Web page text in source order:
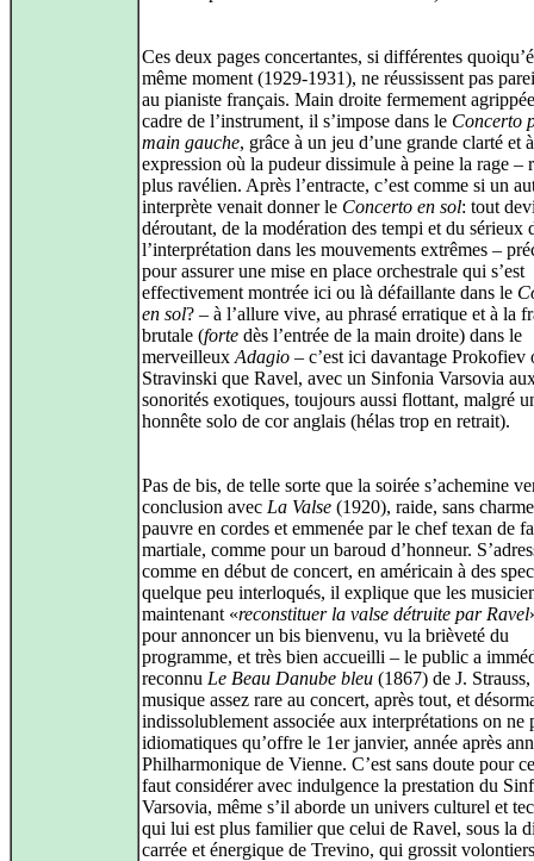
Ces deux pages concertantes, si différentes
même moment (1929-1931), ne réussissent pas
au pianiste français. Main droite fermement
cadre de l’instrument, il s’impose dans le Concerto
main gauche, grâce à un jeu d’une grande clarté et
expression où la pudeur dissimule à peine la rage –
plus ravélien. Après l’entracte, c’est comme si un
interprète venait donner le Concerto en sol: tout
déroutant, de la modération des tempi et du sérieux
l’interprétation dans les mouvements extrêmes –
pour assurer une mise en place orchestrale qui s’est
effectivement montrée ici ou là défaillante dans le
en sol? – à l’allure vive, au phrasé erratique et à la
brutale (forte dès l’entrée de la main droite) dans le
merveilleux Adagio – c’est ici davantage Prokofiev
Stravinski que Ravel, avec un Sinfonia Varsovia
sonorités exotiques, toujours aussi flottant, malgré
honnête solo de cor anglais (hélas trop en retrait).
Pas de bis, de telle sorte que la soirée s’achemine
conclusion avec La Valse (1920), raide, sans
pauvre en cordes et emmenée par le chef texan de
martiale, comme pour un baroud d’honneur.
comme en début de concert, en américain à des
quelque peu interloqués, il explique que les
maintenant «reconstituer la valse détruite par Ravel
pour annoncer un bis bienvenu, vu la brièveté du
programme, et très bien accueilli – le public a
reconnu Le Beau Danube bleu (1867) de J.
musique assez rare au concert, après tout, et
indissolublement associée aux interprétations on ne
idiomatiques qu’offre le 1er janvier, année après
Philharmonique de Vienne. C’est sans doute pour
faut considérer avec indulgence la prestation du
Varsovia, même s’il aborde un univers culturel et
qui lui est plus familier que celui de Ravel, sous la
carrée et énergique de Trevino, qui grossit